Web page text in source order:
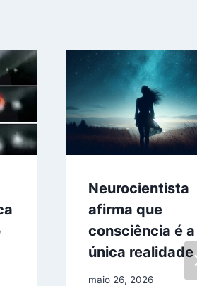
Neurocientista
afirma que
consciência é a
única realidade
maio 26, 2026